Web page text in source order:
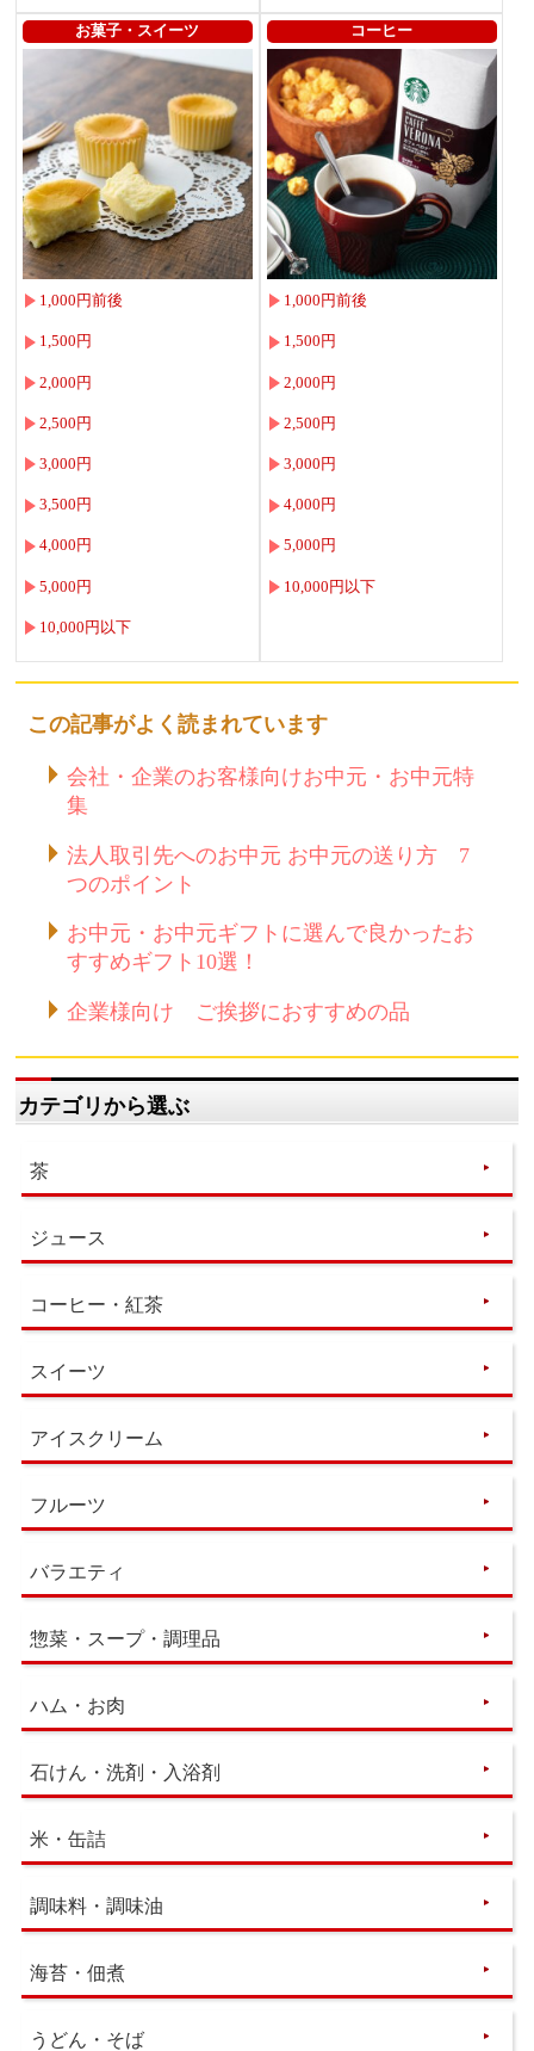
お菓子・スイーツ
1,000円前後
1,500円
2,000円
2,500円
3,000円
3,500円
4,000円
5,000円
10,000円以下
コーヒー
1,000円前後
1,500円
2,000円
2,500円
3,000円
4,000円
5,000円
10,000円以下
この記事がよく読まれています
会社・企業のお客様向けお中元・お中元特
集
法人取引先へのお中元 お中元の送り方 7
つのポイント
お中元・お中元ギフトに選んで良かったお
すすめギフト10選！
企業様向け ご挨拶におすすめの品
カテゴリから選ぶ
茶
ジュース
コーヒー・紅茶
スイーツ
アイスクリーム
フルーツ
バラエティ
惣菜・スープ・調理品
ハム・お肉
石けん・洗剤・入浴剤
米・缶詰
調味料・調味油
海苔・佃煮
うどん・そば